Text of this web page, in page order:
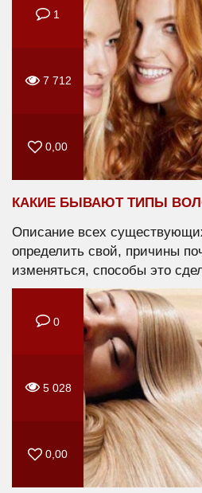
1
7 712
0,00
КАКИЕ БЫВАЮТ ТИПЫ
Описание всех
определить свой, причины
изменяться, способы это
0
5 028
0,00